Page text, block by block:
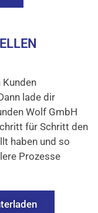
Kunden
lade dir
Wolf GmbH
für Schritt den
haben und so
Prozesse